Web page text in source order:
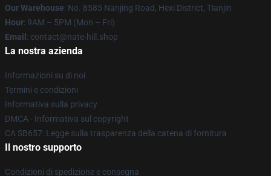
Our Warehouse: No. 8585 Nanjing Road, Hexi District, Tianjin
Hour: 9AM – 5PM (Mon – Fri)
Email : contact@nate-hill.shop
La nostra azienda
Informazioni su di noi
Termini e condizioni
Informativa sulla privacy
DMCA - Informativa sul copyright
CA SB657: Legge sulla trasparenza della catena di fornitura
Il nostro supporto
Condizioni di spedizione e consegna